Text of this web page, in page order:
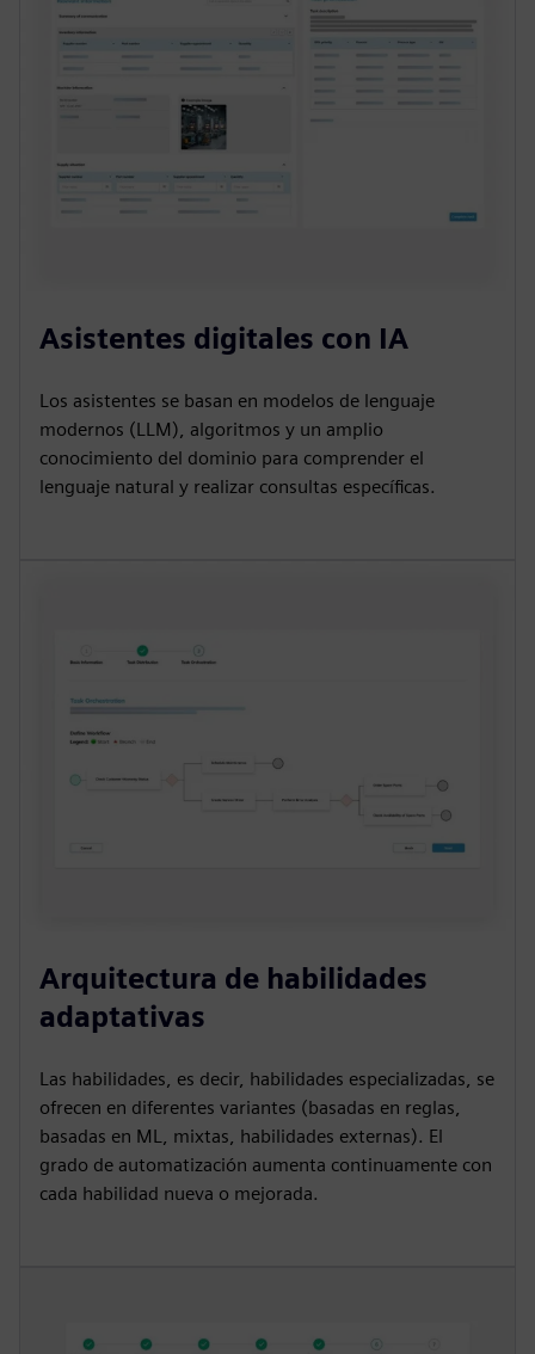
Asistentes digitales con IA
Los asistentes se basan en modelos de lenguaje
modernos (LLM), algoritmos y un amplio
conocimiento del dominio para comprender el
lenguaje natural y realizar consultas específicas.
Arquitectura de habilidades
adaptativas
Las habilidades, es decir, habilidades especializadas, se
ofrecen en diferentes variantes (basadas en reglas,
basadas en ML, mixtas, habilidades externas). El
grado de automatización aumenta continuamente con
cada habilidad nueva o mejorada.